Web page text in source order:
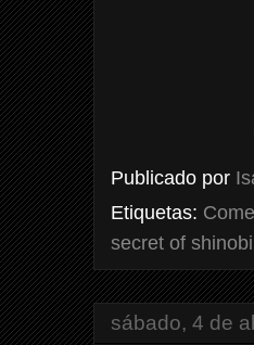
Publicado por
Etiquetas:
secret of shinobi
sábado, 4 de